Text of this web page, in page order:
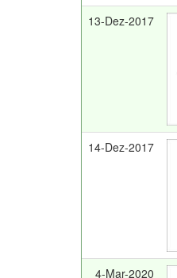
13-Dez-2017
14-Dez-2017
4-Mar-2020